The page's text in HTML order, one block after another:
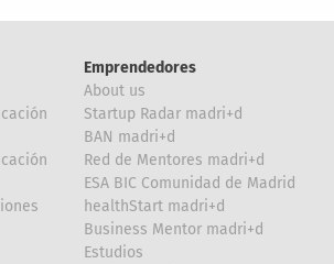
Emprendedores
About us
Startup Radar madri+d
BAN madri+d
Red de Mentores madri+d
ESA BIC Comunidad de Madrid
healthStart madri+d
Business Mentor madri+d
Estudios